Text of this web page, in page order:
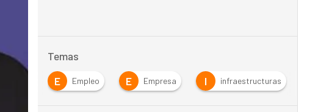
Temas
E Empleo E Empresa I infraestructuras